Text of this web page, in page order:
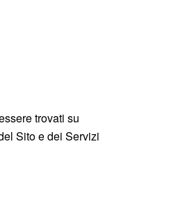
trovati su
Sito e dei Servizi